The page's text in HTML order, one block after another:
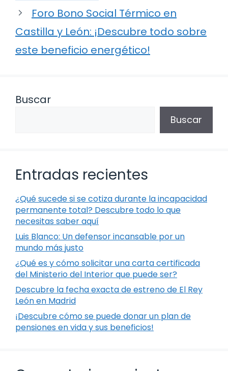
Foro Bono Social Térmico en
Castilla y León: ¡Descubre todo sobre
este beneficio energético!
Buscar
Buscar
Entradas recientes
¿Qué sucede si se cotiza durante la incapacidad
permanente total? Descubre todo lo que
necesitas saber aquí
Luis Blanco: Un defensor incansable por un
mundo más justo
¿Qué es y cómo solicitar una carta certificada
del Ministerio del Interior que puede ser?
Descubre la fecha exacta de estreno de El Rey
León en Madrid
¡Descubre cómo se puede donar un plan de
pensiones en vida y sus beneficios!